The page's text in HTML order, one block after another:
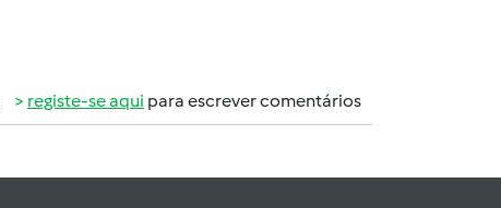
registe-se aqui para escrever comentários